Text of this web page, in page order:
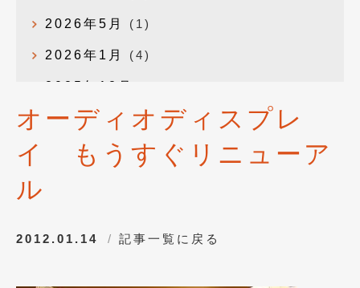
2026年5月 (1)
2026年1月 (4)
2025年12月
2025年10月 (1)
2025年8月 (2)
2024年7月(1)
オーディオディスプレ
イ もうすぐリニューア
ル
2012.01.14 記事一覧に戻る